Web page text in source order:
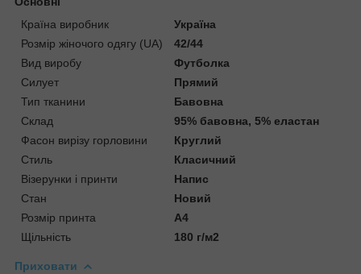
Країна виробник
Україна
Розмір жіночого одягу (UA)
42/44
Вид виробу
Футболка
Силует
Прямий
Тип тканини
Бавовна
Склад
95% бавовна, 5% еластан
Фасон вирізу горловини
Круглий
Стиль
Класичний
Візерунки і принти
Напис
Стан
Новий
Розмір принта
А4
Щільність
180 г/м2
Приховати